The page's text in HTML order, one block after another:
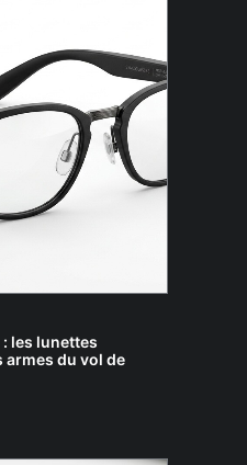
les lunettes
du vol de